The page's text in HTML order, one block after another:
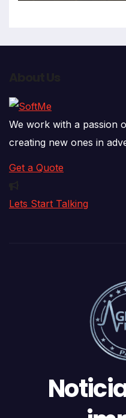
We work with a passion
creating new ones in
Get a Quote
Lets Start Talking